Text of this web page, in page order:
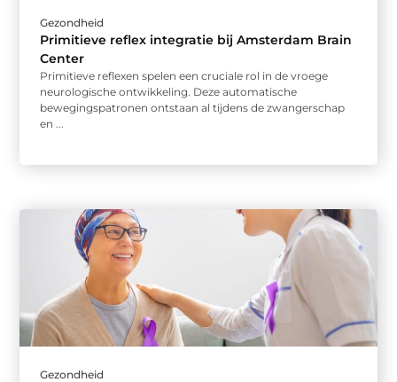
Gezondheid
Primitieve reflex integratie bij Amsterdam Brain
Center
Primitieve reflexen spelen een cruciale rol in de vroege
neurologische ontwikkeling. Deze automatische
bewegingspatronen ontstaan al tijdens de zwangerschap
en ...
Gezondheid